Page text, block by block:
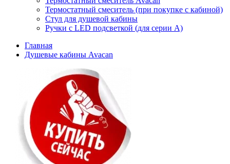
Термостатный смеситель (при покупке с кабиной)
Стул для душевой кабины
Ручки с LED подсветкой (для серии A)
Главная
Душевые кабины Avacan